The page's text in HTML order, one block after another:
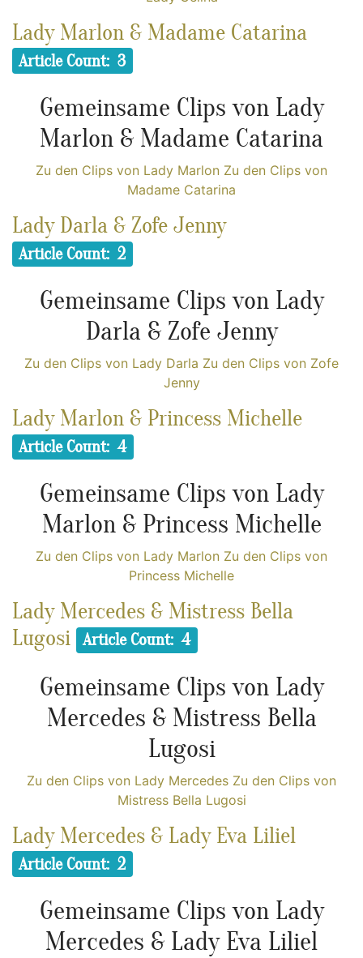
Lady Marlon & Madame Catarina
Article Count: 3
Gemeinsame Clips von Lady
Marlon & Madame Catarina
Zu den Clips von Lady Marlon Zu den Clips von
Madame Catarina
Lady Darla & Zofe Jenny
Article Count: 2
Gemeinsame Clips von Lady
Darla & Zofe Jenny
Zu den Clips von Lady Darla Zu den Clips von Zofe
Jenny
Lady Marlon & Princess Michelle
Article Count: 4
Gemeinsame Clips von Lady
Marlon & Princess Michelle
Zu den Clips von Lady Marlon Zu den Clips von
Princess Michelle
Lady Mercedes & Mistress Bella
Lugosi
Article Count: 4
Gemeinsame Clips von Lady
Mercedes & Mistress Bella
Lugosi
Zu den Clips von Lady Mercedes Zu den Clips von
Mistress Bella Lugosi
Lady Mercedes & Lady Eva Liliel
Article Count: 2
Gemeinsame Clips von Lady
Mercedes & Lady Eva Liliel